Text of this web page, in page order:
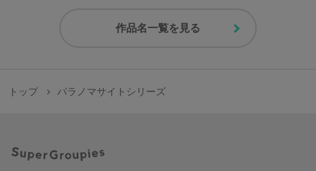
作品名一覧を見る
トップ パラノマサイトシリーズ